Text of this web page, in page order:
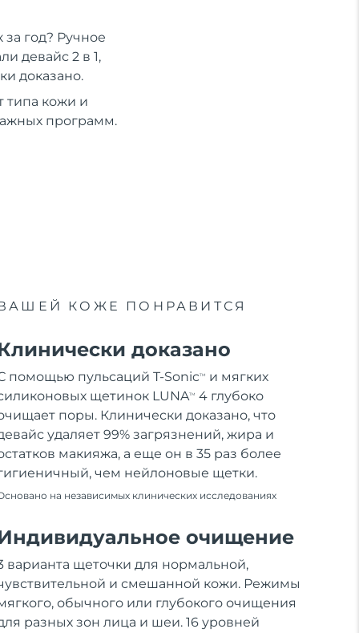
год? Ручное
девайс 2 в 1,
доказано.
типа кожи и
программ.
КОЖЕ ПОНРАВИТСЯ
доказано
помощью пульсаций T-SonicTM
и мягких
щетинок LUNATM
4 глубоко
поры. Клинически доказано, что
удаляет 99% загрязнений, жира и
макияжа, а еще он в 35 раз более
чем нейлоновые щетки.
на независимых клинических исследованиях
очищение
варианта щеточки для нормальной,
и смешанной кожи. Режимы
обычного или глубокого очищения
разных зон лица и шеи. 16 уровней